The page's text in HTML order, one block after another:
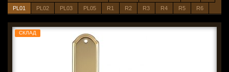
PL01
PL02 PL03 PL05 R1 R2 R3 R4 R5 R6
СКЛАД